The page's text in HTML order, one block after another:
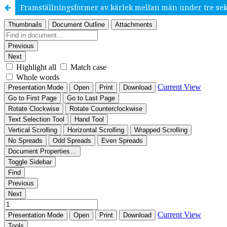
Framställningsformer av kärlek mellan män under tre